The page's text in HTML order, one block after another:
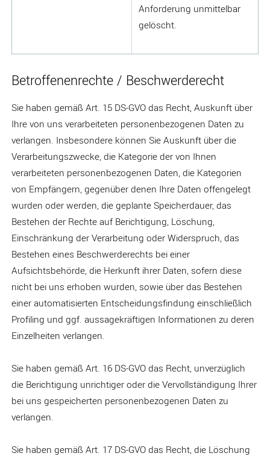
Anforderung unmittelbar
gelöscht.
Betroffenenrechte / Beschwerderecht
Sie haben gemäß Art. 15 DS-GVO das Recht, Auskunft über
Ihre von uns verarbeiteten personenbezogenen Daten zu
verlangen. Insbesondere können Sie Auskunft über die
Verarbeitungszwecke, die Kategorie der von Ihnen
verarbeiteten personenbezogenen Daten, die Kategorien
von Empfängern, gegenüber denen Ihre Daten offengelegt
wurden oder werden, die geplante Speicherdauer, das
Bestehen der Rechte auf Berichtigung, Löschung,
Einschränkung der Verarbeitung oder Widerspruch, das
Bestehen eines Beschwerderechts bei einer
Aufsichtsbehörde, die Herkunft ihrer Daten, sofern diese
nicht bei uns erhoben wurden, sowie über das Bestehen
einer automatisierten Entscheidungsfindung einschließlich
Profiling und ggf. aussagekräftigen Informationen zu deren
Einzelheiten verlangen.
Sie haben gemäß Art. 16 DS-GVO das Recht, unverzüglich
die Berichtigung unrichtiger oder die Vervollständigung Ihrer
bei uns gespeicherten personenbezogenen Daten zu
verlangen.
Sie haben gemäß Art. 17 DS-GVO das Recht, die Löschung